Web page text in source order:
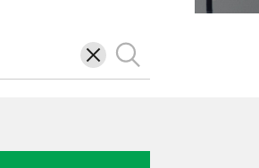
삭
제
검
색